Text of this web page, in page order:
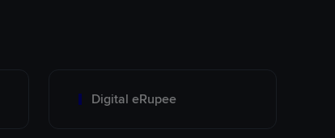
Digital eRupee